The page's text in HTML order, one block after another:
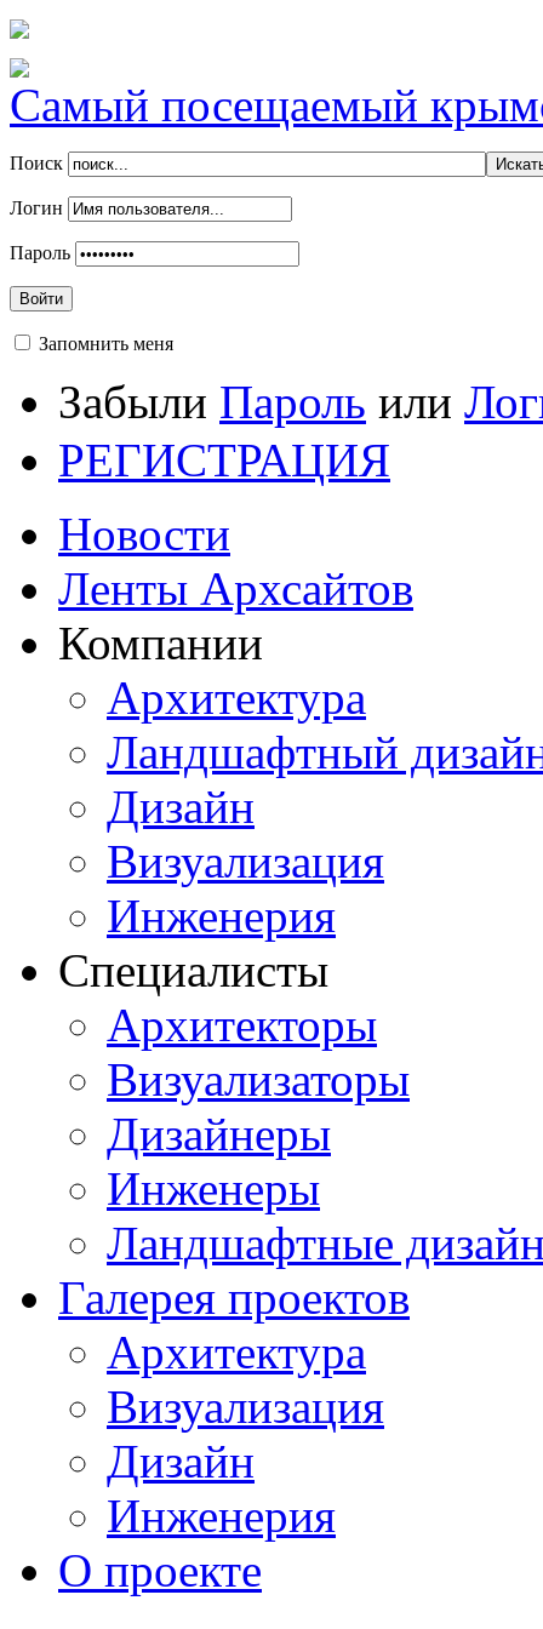
Самый посещаемый
Поиск
Логин
Пароль
Войти
Запомнить меня
Забыли Пароль или
РЕГИСТРАЦИЯ
Новости
Ленты Архсайтов
Компании
Архитектура
Ландшафтный
Дизайн
Визуализация
Инженерия
Специалисты
Архитекторы
Визуализаторы
Дизайнеры
Инженеры
Ландшафтные
Галерея проектов
Архитектура
Визуализация
Дизайн
Инженерия
О проекте